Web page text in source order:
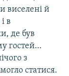
виселені й
в
де був
гостей…
з
статися.